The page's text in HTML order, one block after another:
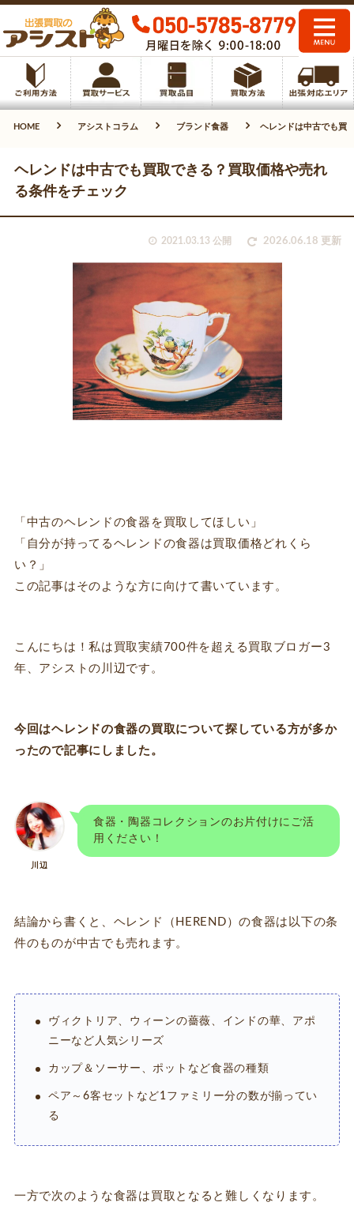
HOME アシストコラム ブランド食器 ヘレンドは中古でも買
ヘレンドは中古でも買取できる？買取価格や売れ
る条件をチェック
2021.03.13 公開 2026.06.18 更新
「中古のヘレンドの食器を買取してほしい」
「自分が持ってるヘレンドの食器は買取価格どれくら
い？」
この記事はそのような方に向けて書いています。
こんにちは！私は買取実績700件を超える買取ブロガー3
年、アシストの川辺です。
今回はヘレンドの食器の買取について探している方が多か
ったので記事にしました。
川辺
食器・陶器コレクションのお片付けにご活
用ください！
結論から書くと、ヘレンド（HEREND）の食器は以下の条
件のものが中古でも売れます。
ヴィクトリア、ウィーンの薔薇、インドの華、アポ
ニーなど人気シリーズ
カップ＆ソーサー、ポットなど食器の種類
ペア～6客セットなど1ファミリー分の数が揃ってい
る
一方で次のような食器は買取となると難しくなります。